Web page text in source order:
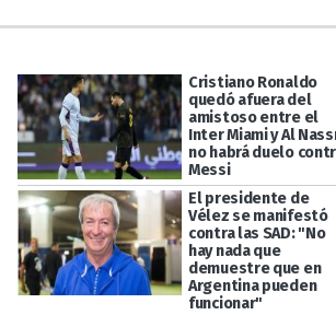
Cristiano Ronaldo
quedó afuera del
amistoso entre el
Inter Miami y Al
no habrá duelo
Messi
El presidente de
Vélez se manifestó
contra las SAD: "No
hay nada que
demuestre que en
Argentina pueden
funcionar"